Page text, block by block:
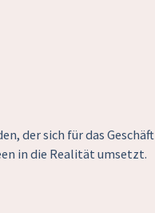
der sich für das Geschäft
in die Realität umsetzt.